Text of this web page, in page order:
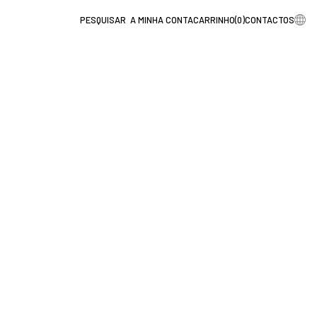
A MINHA CONTACARRINHO(0)CONTACTOS